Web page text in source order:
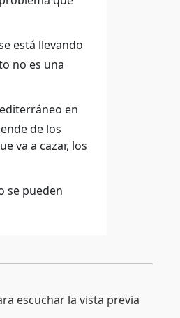
está llevando
no es una
en
de los
va a cazar, los
se pueden